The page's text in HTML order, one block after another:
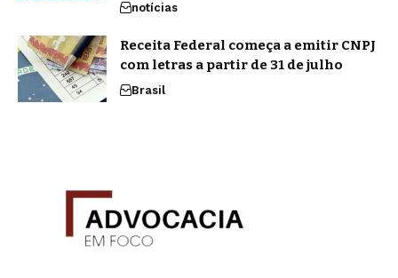
notícias
Receita Federal começa a emitir CNPJ
com letras a partir de 31 de julho
Brasil